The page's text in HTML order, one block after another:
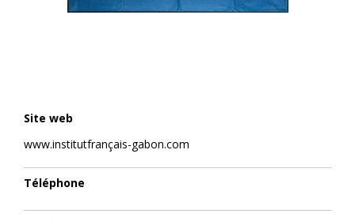
Site web
www.institutfrançais-gabon.com
Téléphone